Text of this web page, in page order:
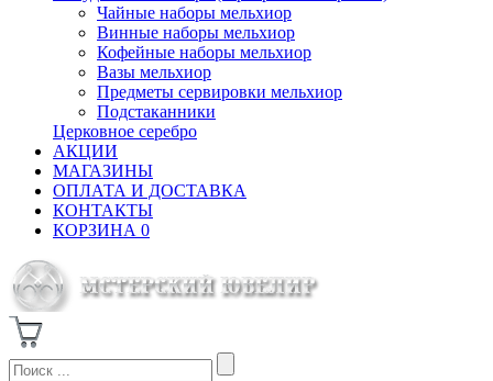
Чайные наборы мельхиор
Винные наборы мельхиор
Кофейные наборы мельхиор
Вазы мельхиор
Предметы сервировки мельхиор
Подстаканники
Церковное серебро
АКЦИИ
МАГАЗИНЫ
ОПЛАТА И ДОСТАВКА
КОНТАКТЫ
КОРЗИНА 0